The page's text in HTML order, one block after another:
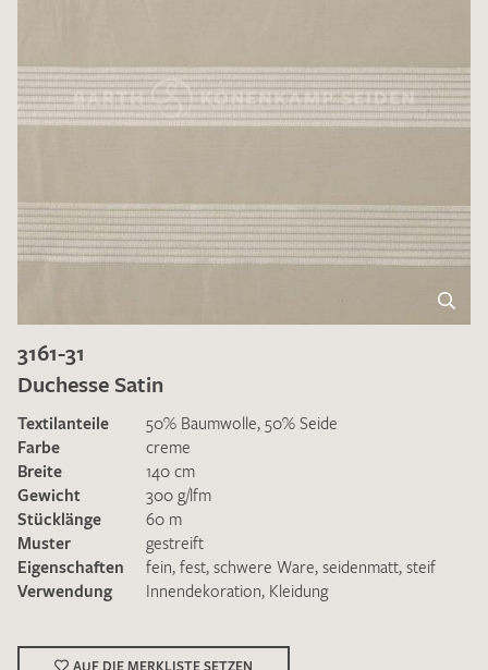
Ich bin damit einverstanden, dass meine angegebenen Daten
zur Beantwortung meiner Musteranfrage genutzt werden.
3161-31
Duchesse Satin
Textilanteile
50% Baumwolle, 50% Seide
Farbe
creme
Breite
140 cm
Gewicht
300 g/lfm
Stücklänge
60 m
Muster
gestreift
Eigenschaften
fein, fest, schwere Ware, seidenmatt, steif
Verwendung
Innendekoration, Kleidung
AUF DIE MERKLISTE SETZEN